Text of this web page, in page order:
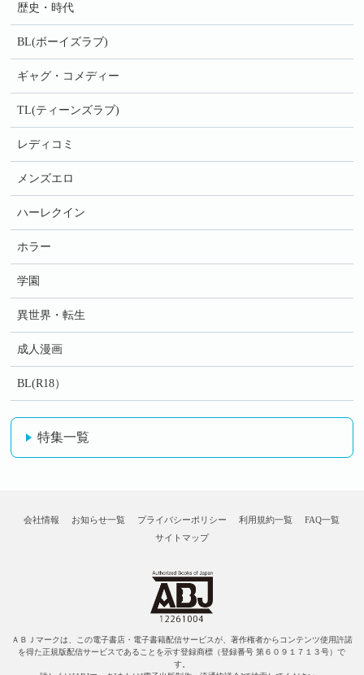
歴史・時代
BL(ボーイズラブ)
ギャグ・コメディー
TL(ティーンズラブ)
レディコミ
メンズエロ
ハーレクイン
ホラー
学園
異世界・転生
成人漫画
BL(R18）
特集一覧
会社情報 お知らせ一覧 プライバシーポリシー 利用規約一覧
FAQ一覧
サイトマップ
ＡＢＪマークは、この電子書店・電子書籍配信サービスが、著作権者からコンテンツ使用許諾
を得た正規版配信サービスであることを示す登録商標（登録番号 第６０９１７１３号）で
す。